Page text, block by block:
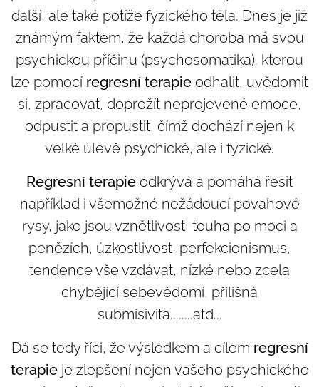
další, ale také potíže fyzického těla. Dnes je již
známým faktem, že každá choroba má svou
psychickou příčinu (psychosomatika). kterou
lze pomocí regresní terapie odhalit, uvědomit
si, zpracovat, doprožít neprojevené emoce,
odpustit a propustit, čímž dochází nejen k
velké úlevě psychické, ale i fyzické.
Regresní terapie odkrývá a pomáhá řešit
například i všemožné nežádoucí povahové
rysy, jako jsou vznětlivost, touha po moci a
penězích, úzkostlivost, perfekcionismus,
tendence vše vzdávat, nízké nebo zcela
chybějící sebevědomí, přílišná
submisivita........atd...
Dá se tedy říci, že výsledkem a cílem regresní
terapieje zlepšení nejen vašeho psychického